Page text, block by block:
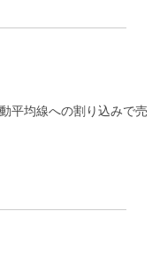
平均線への割り込みで売